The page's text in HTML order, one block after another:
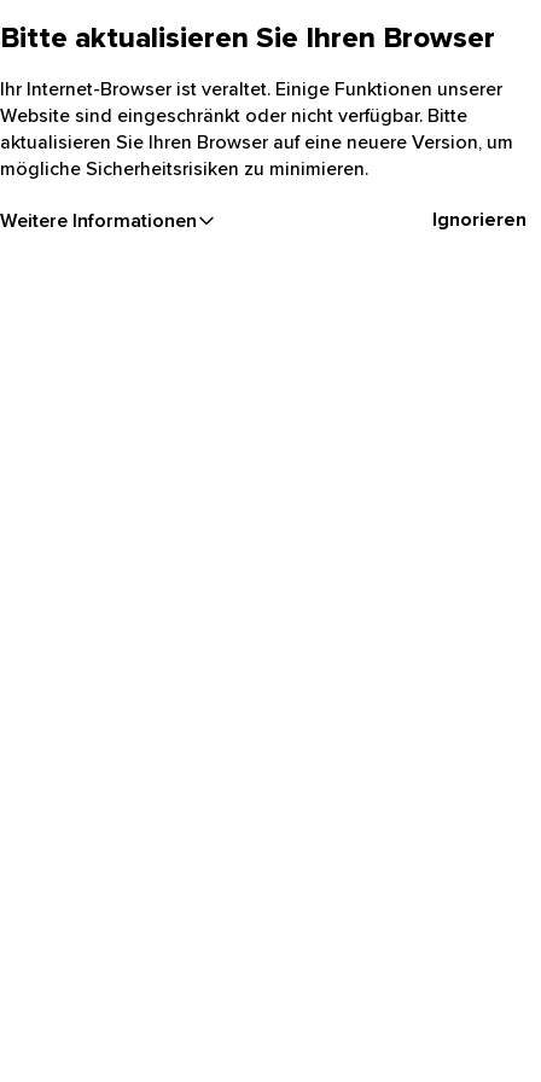
Bitte aktualisieren Sie Ihren Browser
Ihr Internet-Browser ist veraltet. Einige Funktionen unserer
Website sind eingeschränkt oder nicht verfügbar. Bitte
aktualisieren Sie Ihren Browser auf eine neuere Version, um
mögliche Sicherheitsrisiken zu minimieren.
Weitere Informationen Ignorieren